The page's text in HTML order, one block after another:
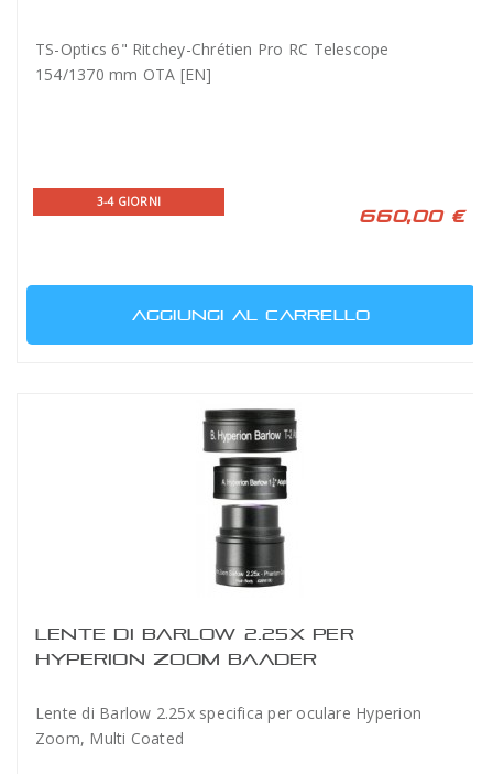
TS-Optics 6" Ritchey-Chrétien Pro RC Telescope
154/1370 mm OTA [EN]
3-4 GIORNI
660,00 €
AGGIUNGI AL CARRELLO
LENTE DI BARLOW 2.25X PER
HYPERION ZOOM BAADER
Lente di Barlow 2.25x specifica per oculare Hyperion
Zoom, Multi Coated